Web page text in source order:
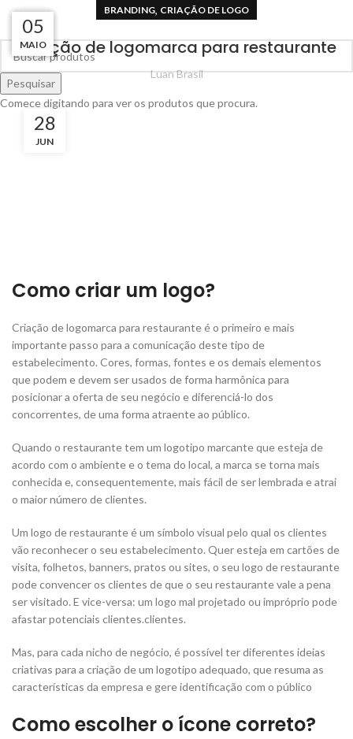
BRANDING, CRIAÇÃO DE LOGO
Criação de logomarca para restaurante
Luan Brasil
28
JUN
Como criar um logo?
Criação de logomarca para restaurante é o primeiro e mais
importante passo para a comunicação deste tipo de
estabelecimento. Cores, formas, fontes e os demais elementos
que podem e devem ser usados de forma harmônica para
posicionar a oferta de seu negócio e diferenciá-lo dos
concorrentes, de uma forma atraente ao público.
Quando o restaurante tem um logotipo marcante que esteja de
acordo com o ambiente e o tema do local, a marca se torna mais
conhecida e, consequentemente, mais fácil de ser lembrada e atrai
o maior número de clientes.
Um logo de restaurante é um símbolo visual pelo qual os clientes
vão reconhecer o seu estabelecimento. Quer esteja em cartões de
visita, folhetos, banners, pratos ou sites, o seu logo de restaurante
pode convencer os clientes de que o seu restaurante vale a pena
ser visitado. E vice-versa: um logo mal projetado ou impróprio pode
afastar potenciais clientes.clientes.
Mas, para cada nicho de negócio, é possível ter diferentes ideias
criativas para a criação de um logotipo adequado, que resuma as
características da empresa e gere identificação com o público
Como escolher o ícone correto?
06
OUT
03
JUL
30
JUN
05
MAIO
Pesquisar
Comece digitando para ver os produtos que procura.